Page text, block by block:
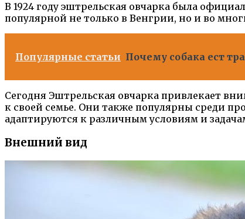
В 1924 году эштрельская овчарка была
популярной не только в Венгрии, но и во
Популярные статьи Почему собака ест
Сегодня Эштрельская овчарка привлекает
к своей семье. Они также популярны среди
адаптируются к различным условиям и
Внешний вид